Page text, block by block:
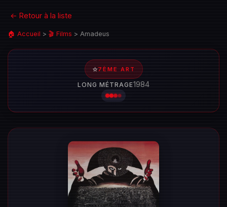
← Retour à la liste
🏠 Accueil > 🎬 Films > Amadeus
⭐7ÈME ART
LONG MÉTRAGE1984